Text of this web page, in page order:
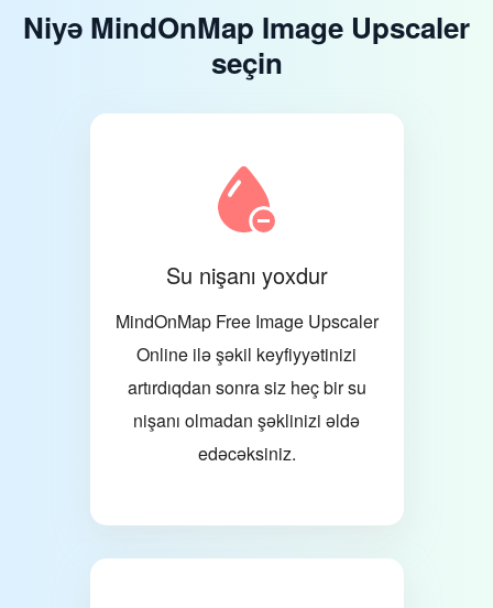
Niyə MindOnMap Image Upscaler
seçin
Su nişanı yoxdur
MindOnMap Free Image Upscaler
Online ilə şəkil keyfiyyətinizi
artırdıqdan sonra siz heç bir su
nişanı olmadan şəklinizi əldə
edəcəksiniz.